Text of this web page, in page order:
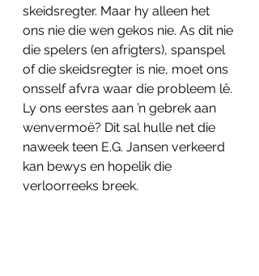
skeidsregter. Maar hy alleen het
ons nie die wen gekos nie. As dit nie
die spelers (en afrigters), spanspel
of die skeidsregter is nie, moet ons
onsself afvra waar die probleem lê.
Ly ons eerstes aan ’n gebrek aan
wenvermoë? Dit sal hulle net die
naweek teen E.G. Jansen verkeerd
kan bewys en hopelik die
verloorreeks breek.